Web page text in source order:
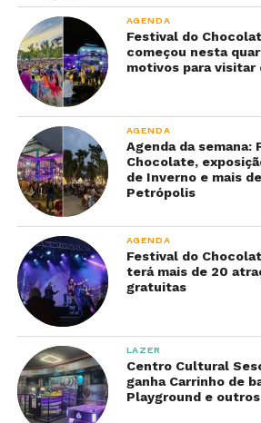
AGENDA
Festival do
começou nesta
motivos para visitar
AGENDA
Agenda da semana:
Chocolate,
de Inverno e mais
Petrópolis
AGENDA
Festival do
terá mais de 20
gratuitas
LAZER
Centro Cultural
ganha Carrinho de
Playground e